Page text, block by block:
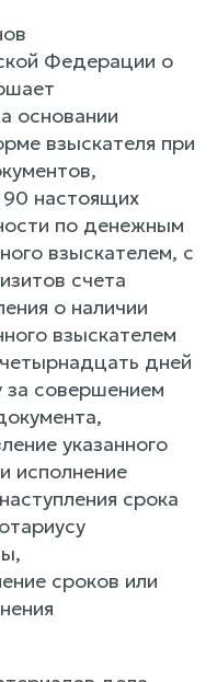
Федерации о
основании
взыскателя при
90 настоящих
по денежным
взыскателем, с
счета
о наличии
взыскателем
дней
за совершением
указанного
исполнение
срока
сроков или